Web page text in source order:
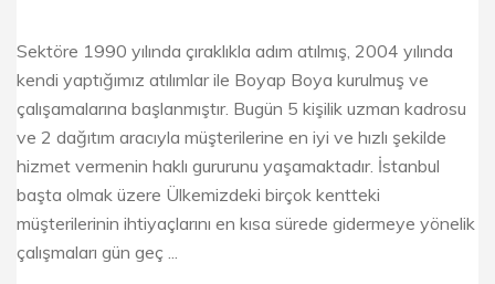
Sektöre 1990 yılında çıraklıkla adım atılmış, 2004 yılında
kendi yaptığımız atılımlar ile Boyap Boya kurulmuş ve
çalışamalarına başlanmıştır. Bugün 5 kişilik uzman kadrosu
ve 2 dağıtım aracıyla müşterilerine en iyi ve hızlı şekilde
hizmet vermenin haklı gururunu yaşamaktadır. İstanbul
başta olmak üzere Ülkemizdeki birçok kentteki
müşterilerinin ihtiyaçlarını en kısa sürede gidermeye yönelik
çalışmaları gün geç ...